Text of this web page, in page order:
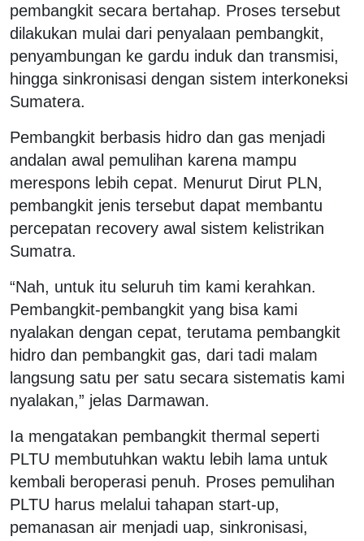
pembangkit secara bertahap. Proses tersebut
dilakukan mulai dari penyalaan pembangkit,
penyambungan ke gardu induk dan transmisi,
hingga sinkronisasi dengan sistem interkoneksi
Sumatera.
Pembangkit berbasis hidro dan gas menjadi
andalan awal pemulihan karena mampu
merespons lebih cepat. Menurut Dirut PLN,
pembangkit jenis tersebut dapat membantu
percepatan recovery awal sistem kelistrikan
Sumatra.
“Nah, untuk itu seluruh tim kami kerahkan.
Pembangkit-pembangkit yang bisa kami
nyalakan dengan cepat, terutama pembangkit
hidro dan pembangkit gas, dari tadi malam
langsung satu per satu secara sistematis kami
nyalakan,” jelas Darmawan.
Ia mengatakan pembangkit thermal seperti
PLTU membutuhkan waktu lebih lama untuk
kembali beroperasi penuh. Proses pemulihan
PLTU harus melalui tahapan start-up,
pemanasan air menjadi uap, sinkronisasi,